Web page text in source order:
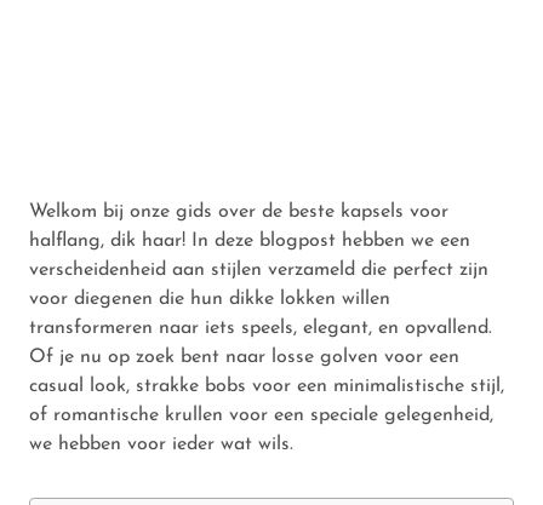
Welkom bij onze gids over de beste kapsels voor
halflang, dik haar! In deze blogpost hebben we een
verscheidenheid aan stijlen verzameld die perfect zijn
voor diegenen die hun dikke lokken willen
transformeren naar iets speels, elegant, en opvallend.
Of je nu op zoek bent naar losse golven voor een
casual look, strakke bobs voor een minimalistische stijl,
of romantische krullen voor een speciale gelegenheid,
we hebben voor ieder wat wils.